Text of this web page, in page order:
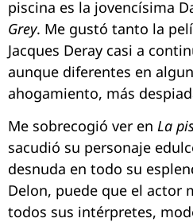
piscina es la jovencísima
Grey. Me gustó tanto la
Jacques Deray casi a
aunque diferentes en
ahogamiento, más
Me sobrecogió ver en La
sacudió su personaje
desnuda en todo su
Delon, puede que el actor
todos sus intérpretes,